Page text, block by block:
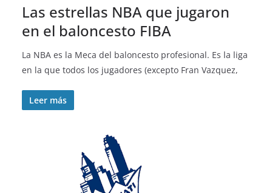
Las estrellas NBA que jugaron
en el baloncesto FIBA
La NBA es la Meca del baloncesto profesional. Es la liga
en la que todos los jugadores (excepto Fran Vazquez,
Leer más